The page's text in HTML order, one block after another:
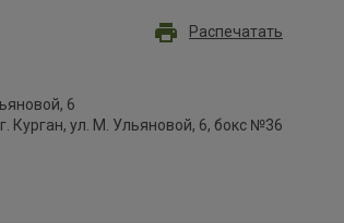
Распечатать
6
Курган, ул. М. Ульяновой, 6, бокс №36